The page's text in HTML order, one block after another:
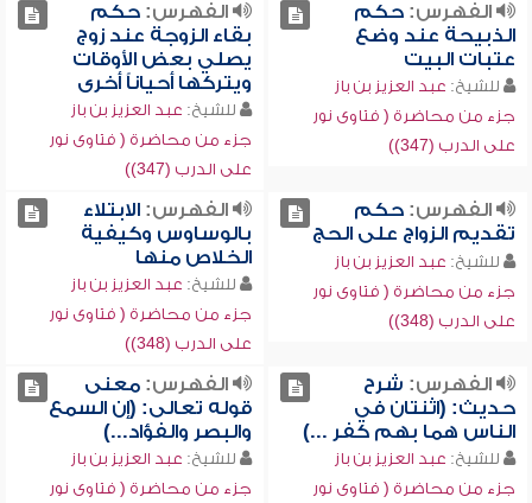
الفهرس:حكم
الذبيحة عند وضع
عتبات البيت
للشيخ: عبد العزيز بن باز
جزء من محاضرة ( فتاوى نور
على الدرب (347))
الفهرس:حكم
بقاء الزوجة عند زوج
يصلي بعض الأوقات
ويتركها أحياناً أخرى
للشيخ: عبد العزيز بن باز
جزء من محاضرة ( فتاوى نور
على الدرب (347))
الفهرس:حكم
تقديم الزواج على الحج
للشيخ: عبد العزيز بن باز
جزء من محاضرة ( فتاوى نور
على الدرب (348))
الفهرس:الابتلاء
بالوساوس وكيفية
الخلاص منها
للشيخ: عبد العزيز بن باز
جزء من محاضرة ( فتاوى نور
على الدرب (348))
الفهرس: شرح
حديث: (اثنتان في
الناس هما بهم كفر ...)
للشيخ: عبد العزيز بن باز
جزء من محاضرة ( فتاوى نور
الفهرس:معنى
قوله تعالى: (إن السمع
والبصر والفؤاد...)
للشيخ: عبد العزيز بن باز
جزء من محاضرة ( فتاوى نور